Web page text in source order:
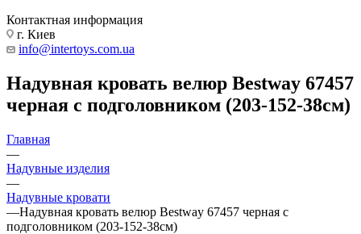
Контактная информация
г. Киев
info@intertoys.com.ua
Надувная кровать велюр Bestway 67457
черная с подголовником (203-152-38см)
Главная
—
Надувные изделия
—
Надувные кровати
—Надувная кровать велюр Bestway 67457 черная с
подголовником (203-152-38см)